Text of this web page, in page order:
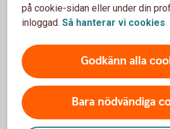
håller högt och det är lätt att komma i
ni kunder väl behöver det.
Stort tack till alla våra kunder, nu
Skaraborg att växa!
Skara den 23 april 2026
Patrik Meijer
Verkställande direktör
på cookie-sidan eller under din
inloggad. Så hanterar vi cookies
Godkänn alla
Bara nödvändiga